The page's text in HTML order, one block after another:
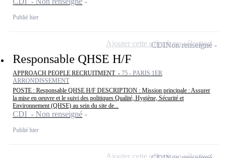
Publié hier
Responsable QHSE H/F
APPROACH PEOPLE RECRUITMENT - 75 - PARIS 1ER
ARRONDISSEMENT
POSTE : Responsable QHSE H/F DESCRIPTION : Mission principale : Assurer
la mise en oeuvre et le suivi des politiques Qualité, Hygiène, Sécurité et
Environnement (QHSE) au sein du site de...
CDI - Non renseigné
Publié hier
CDINon renseigné
Ajouter cette offre à ma sélection
Ajouter cette offre à ma sélection